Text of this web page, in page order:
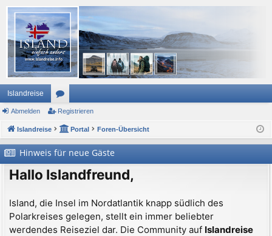
Islandreise
or
en
Abmelden Registrieren
Islandreise Portal Foren-Übersicht
Hinweis für neue Gäste
Hallo Islandfreund,
Island, die Insel im Nordatlantik knapp südlich des
Polarkreises gelegen, stellt ein immer beliebter
werdendes Reiseziel dar. Die Community auf Islandreise